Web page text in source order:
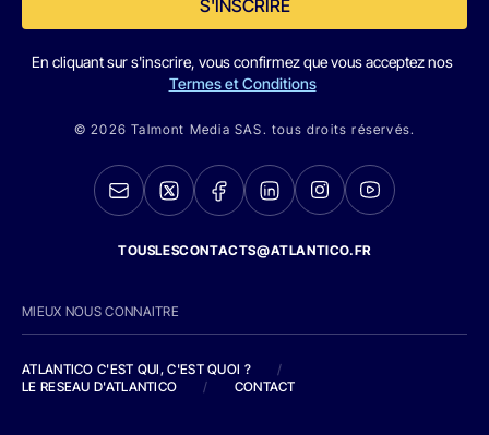
S'INSCRIRE
En cliquant sur s'inscrire, vous confirmez que vous acceptez nos
Termes et Conditions
© 2026 Talmont Media SAS. tous droits réservés.
TOUSLESCONTACTS@ATLANTICO.FR
MIEUX NOUS CONNAITRE
ATLANTICO C'EST QUI, C'EST QUOI ?
/
LE RESEAU D'ATLANTICO
/ CONTACT